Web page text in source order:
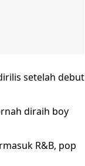
setelah debut
diraih boy
R&B, pop